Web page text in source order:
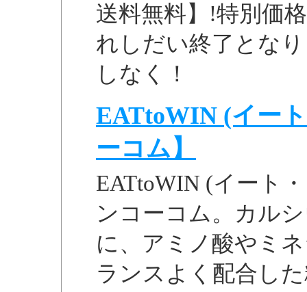
送料無料】!特別価
れしだい終了とな
しなく！
EATtoWIN (イー
ーコム】
EATtoWIN (イート
ンコーコム。カル
に、アミノ酸やミ
ランスよく配合し